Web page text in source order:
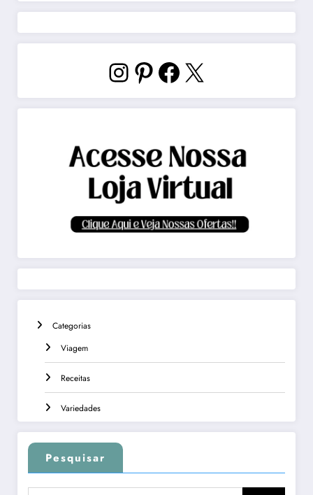
Instagram
Pinterest
Facebook
X
Categorias
Viagem
Receitas
Variedades
Pesquisar